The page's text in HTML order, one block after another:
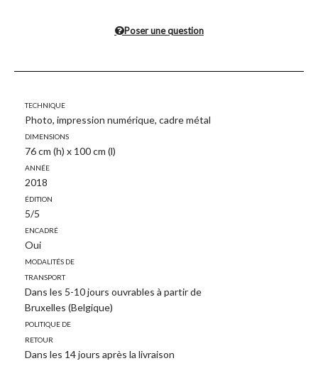
Poser une question
Technique
Photo, impression numérique, cadre métal
Dimensions
76 cm (h) x 100 cm (l)
Année
2018
Édition
5/5
Encadré
Oui
Modalités de
transport
Dans les 5-10 jours ouvrables à partir de
Bruxelles (Belgique)
Politique de
retour
Dans les 14 jours après la livraison